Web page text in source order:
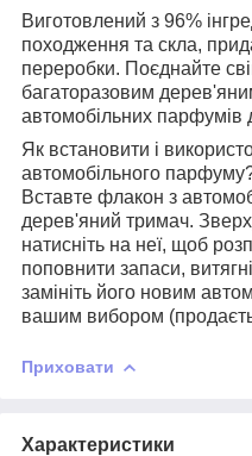
Виготовлений з 96%
походження та скла,
переробки. Поєднайте
багаторазовим
автомобільних парфумів
Як встановити і
автомобільного
Вставте флакон з
дерев'яний тримач.
натисніть на неї, щоб
поповнити запаси,
замініть його новим
вашим вибором
Приховати
Характеристики